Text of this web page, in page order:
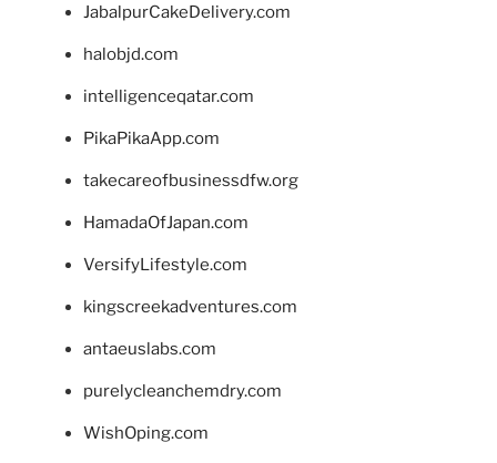
JabalpurCakeDelivery.com
halobjd.com
intelligenceqatar.com
PikaPikaApp.com
takecareofbusinessdfw.org
HamadaOfJapan.com
VersifyLifestyle.com
kingscreekadventures.com
antaeuslabs.com
purelycleanchemdry.com
WishOping.com